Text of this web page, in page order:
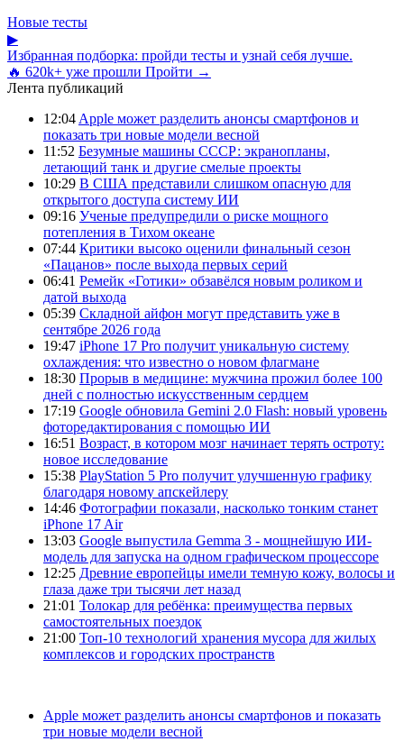
Новые тесты
▶
Избранная подборка: пройди тесты и узнай себя лучше.
🔥 620k+ уже прошли Пройти →
Лента публикаций
12:04 Apple может разделить анонсы смартфонов и
показать три новые модели весной
11:52 Безумные машины СССР: экранопланы,
летающий танк и другие смелые проекты
10:29 В США представили слишком опасную для
открытого доступа систему ИИ
09:16 Ученые предупредили о риске мощного
потепления в Тихом океане
07:44 Критики высоко оценили финальный сезон
«Пацанов» после выхода первых серий
06:41 Ремейк «Готики» обзавёлся новым роликом и
датой выхода
05:39 Складной айфон могут представить уже в
сентябре 2026 года
19:47 iPhone 17 Pro получит уникальную систему
охлаждения: что известно о новом флагмане
18:30 Прорыв в медицине: мужчина прожил более 100
дней с полностью искусственным сердцем
17:19 Google обновила Gemini 2.0 Flash: новый уровень
фоторедактирования с помощью ИИ
16:51 Возраст, в котором мозг начинает терять остроту:
новое исследование
15:38 PlayStation 5 Pro получит улучшенную графику
благодаря новому апскейлеру
14:46 Фотографии показали, насколько тонким станет
iPhone 17 Air
13:03 Google выпустила Gemma 3 - мощнейшую ИИ-
модель для запуска на одном графическом процессоре
12:25 Древние европейцы имели темную кожу, волосы и
глаза даже три тысячи лет назад
21:01 Толокар для ребёнка: преимущества первых
самостоятельных поездок
21:00 Топ-10 технологий хранения мусора для жилых
комплексов и городских пространств
Apple может разделить анонсы смартфонов и показать
три новые модели весной